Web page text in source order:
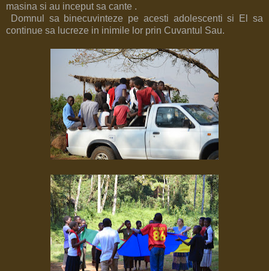
masina si au inceput sa cante .
Domnul sa binecuvinteze pe acesti adolescenti si El sa
continue sa lucreze in inimile lor prin Cuvantul Sau.